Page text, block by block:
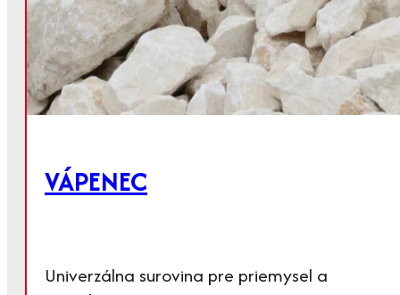
VÁPENEC
Univerzálna surovina pre priemysel a